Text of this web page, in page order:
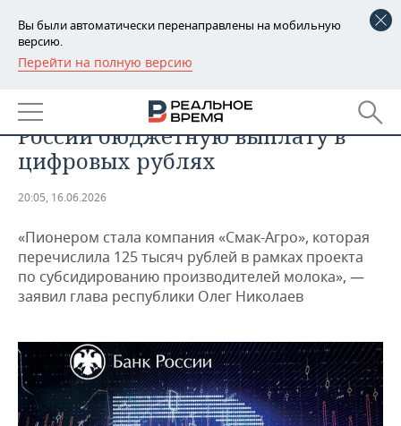
Вы были автоматически перенаправлены на мобильную
версию.
Перейти на полную версию
РЕГИОНЫ
БАШКОРТОСТАН
ТАТАРСТАН
НОВОСТИ
АНАЛИТИКА
ДЕКЛАРАЦИИ О ДОХОДАХ
КОРОЛИ ГОСЗАКАЗА ПФО
ВУЗЫ ТАТАРСТАНА
КОМУ ПРИНАДЛЕЖАТ
ТОРГОВЫЕ ЦЕНТРЫ
ТАТАРСТАНА
НОВОСТИ ЭКОНОМИКИ
ФИНАНСЫ
БЮДЖЕТ
ИНВЕСТИЦИИ
ПРОМЫШЛЕННОСТЬ
НОВОСТИ
ПРОМЫШЛЕННОСТИ
МАШИНОСТРОЕНИЕ
НЕФТЕХИМИЯ
НЕДВИЖИМОСТЬ
НОВОСТИ НЕДВИЖИМОСТИ
НОВОСТИ АВТО
БИЗНЕС
НОВОСТИ БИЗНЕСА
ТЕХНОЛОГИИ
Чувашия провела первую в
России бюджетную выплату в
цифровых рублях
20:05, 16.06.2026
«Пионером стала компания «Смак-Агро», которая
перечислила 125 тысяч рублей в рамках проекта
по субсидированию производителей молока», —
заявил глава республики Олег Николаев